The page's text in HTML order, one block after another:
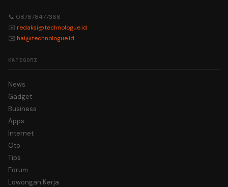
📞 087878477366
✉️ redaksi@technologue.id
✉️ hai@technologue.id
KATEGORI
News
Gadget
Business
Apps
Internet
Oto
Tips
Forum
Lowongan Kerja